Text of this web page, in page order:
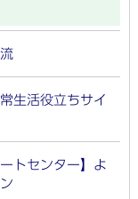
生活役立ちサイ
トセンター】よ